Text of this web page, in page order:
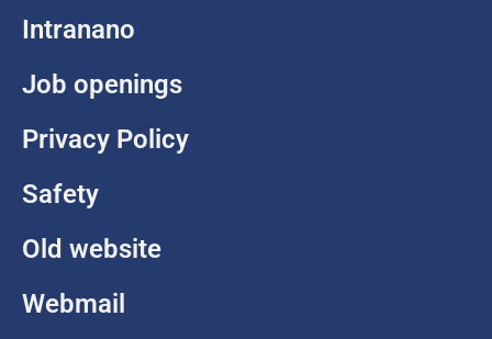
Intranano
Job openings
Privacy Policy
Safety
Old website
Webmail